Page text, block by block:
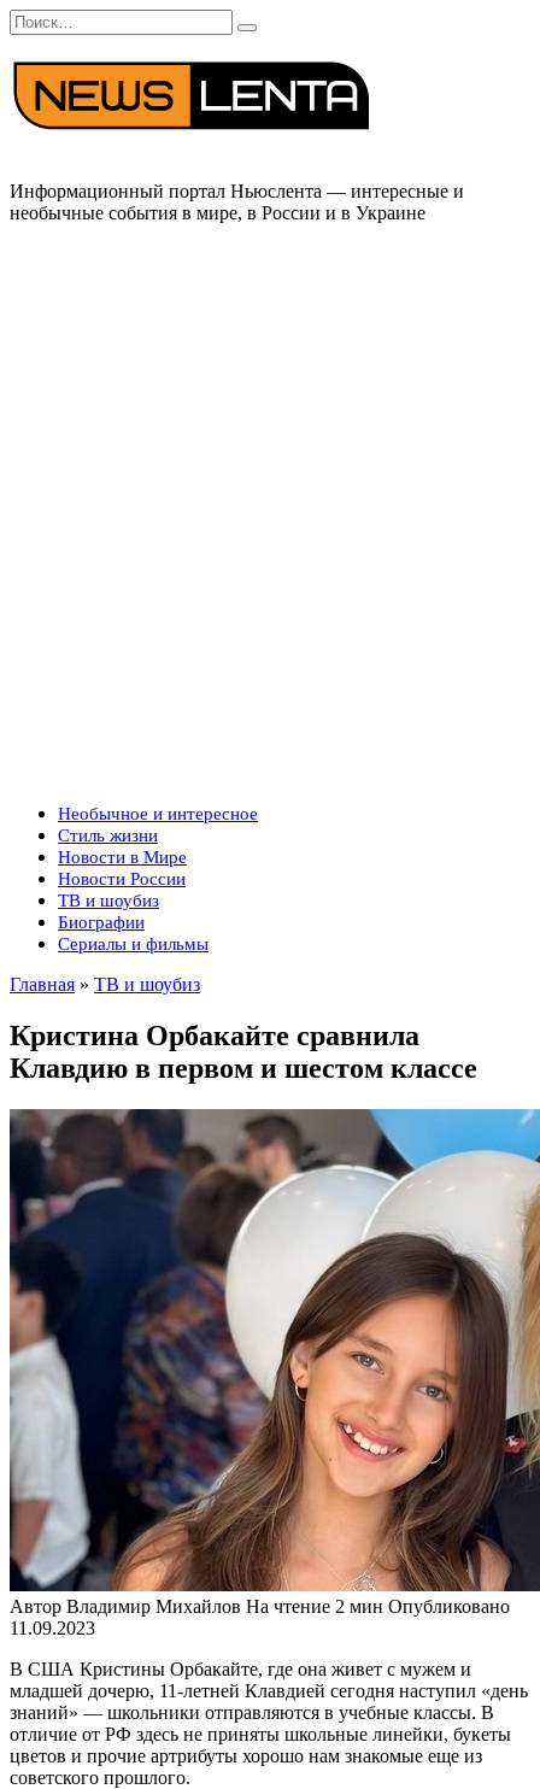
Перейти
к
содержанию
Search
for:
Информационный портал Ньюслента — интересные и
необычные события в мире, в России и в Украине
Необычное и интересное
Стиль жизни
Новости в Мире
Новости России
ТВ и шоубиз
Биографии
Сериалы и фильмы
Главная » ТВ и шоубиз
Кристина Орбакайте сравнила
Клавдию в первом и шестом классе
Автор Владимир Михайлов На чтение 2 мин Опубликовано
11.09.2023
В США Кристины Орбакайте, где она живет с мужем и
младшей дочерю, 11-летней Клавдией сегодня наступил «день
знаний» — школьники отправляются в учебные классы. В
отличие от РФ здесь не приняты школьные линейки, букеты
цветов и прочие артрибуты хорошо нам знакомые еще из
советского прошлого.